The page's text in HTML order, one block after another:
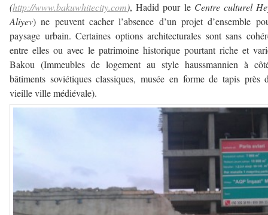
(http://www.bakuwhitecity.com), Hadid pour le Centre culturel
Aliyev) ne peuvent cacher l’absence d’un projet d’ensemble
paysage urbain. Certaines options architecturales sont sans
entre elles ou avec le patrimoine historique pourtant riche et
Bakou (Immeubles de logement au style haussmannien à
bâtiments soviétiques classiques, musée en forme de tapis près
vieille ville médiévale).